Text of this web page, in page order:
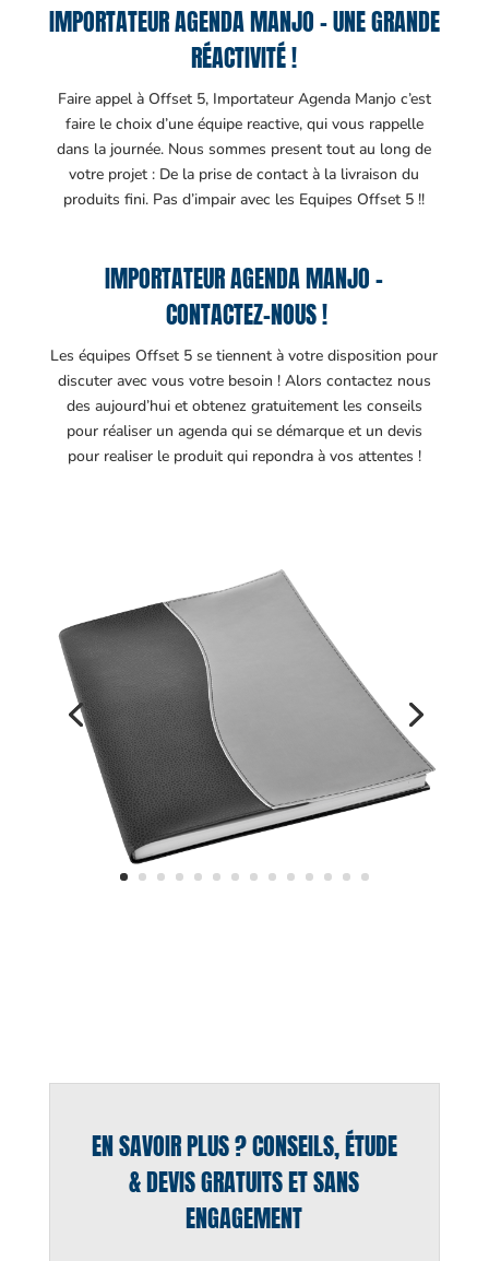
IMPORTATEUR AGENDA MANJO – UNE GRANDE
RÉACTIVITÉ !
Faire appel à Offset 5, Importateur Agenda Manjo c’est
faire le choix d’une équipe reactive, qui vous rappelle
dans la journée. Nous sommes present tout au long de
votre projet : De la prise de contact à la livraison du
produits fini. Pas d’impair avec les Equipes Offset 5 !!
IMPORTATEUR AGENDA MANJO –
CONTACTEZ-NOUS !
Les équipes Offset 5 se tiennent à votre disposition pour
discuter avec vous votre besoin ! Alors contactez nous
des aujourd’hui et obtenez gratuitement les conseils
pour réaliser un agenda qui se démarque et un devis
pour realiser le produit qui repondra à vos attentes !
EN SAVOIR PLUS ? CONSEILS, ÉTUDE
& DEVIS GRATUITS ET SANS
ENGAGEMENT